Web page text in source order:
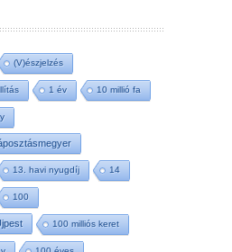
(V)észjelzés
1 év 10 millió fa
13. havi nyugdíj 14
100
100 milliós keret